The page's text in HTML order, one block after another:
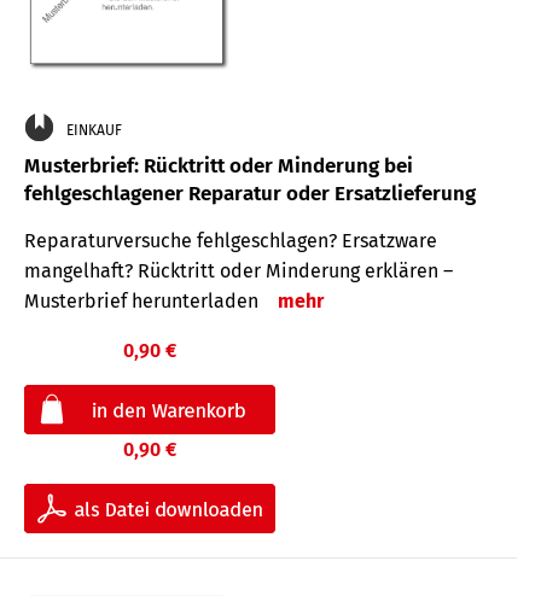
EINKAUF
Musterbrief: Rücktritt oder Minderung bei
fehlgeschlagener Reparatur oder Ersatzlieferung
Reparaturversuche fehlgeschlagen? Ersatzware
mangelhaft? Rücktritt oder Minderung erklären –
Musterbrief herunterladen
mehr
0,90 €
0,90 €